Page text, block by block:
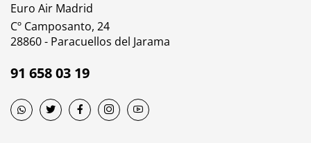
Euro Air Madrid
Cº Camposanto, 24
28860 - Paracuellos del Jarama
91 658 03 19